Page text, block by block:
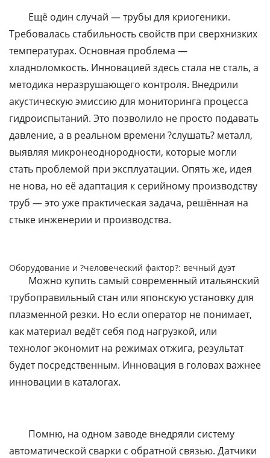
Ещё один случай — трубы для криогеники.
Требовалась стабильность свойств при сверхнизких
температурах. Основная проблема —
хладноломкость. Инновацией здесь стала не сталь, а
методика неразрушающего контроля. Внедрили
акустическую эмиссию для мониторинга процесса
гидроиспытаний. Это позволило не просто подавать
давление, а в реальном времени ?слушать? металл,
выявляя микронеоднородности, которые могли
стать проблемой при эксплуатации. Опять же, идея
не нова, но её адаптация к серийному производству
труб — это уже практическая задача, решённая на
стыке инженерии и производства.
Оборудование и ?человеческий фактор?: вечный дуэт
Можно купить самый современный итальянский
трубоправильный стан или японскую установку для
плазменной резки. Но если оператор не понимает,
как материал ведёт себя под нагрузкой, или
технолог экономит на режимах отжига, результат
будет посредственным. Инновация в головах важнее
инновации в каталогах.
Помню, на одном заводе внедряли систему
автоматической сварки с обратной связью. Датчики